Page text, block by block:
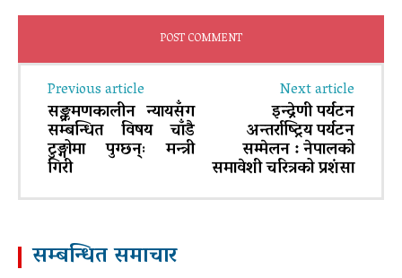
Previous article
सङ्क्रमणकालीन न्यायसँग
सम्बन्धित विषय चाँडै
टुङ्गोमा पुग्छन्ः मन्त्री
गिरी
Next article
इन्द्रेणी पर्यटन
अन्तर्राष्ट्रिय पर्यटन
सम्मेलन : नेपालको
समावेशी चरित्रको प्रशंसा
सम्बन्धित समाचार